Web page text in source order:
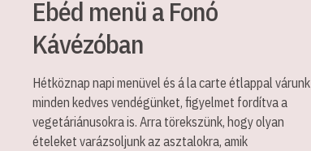
Ebéd menü a Fonó
Kávézóban
Hétköznap napi menüvel és á la carte étlappal várunk
minden kedves vendégünket, figyelmet fordítva a
vegetáriánusokra is. Arra törekszünk, hogy olyan
ételeket varázsoljunk az asztalokra, amik